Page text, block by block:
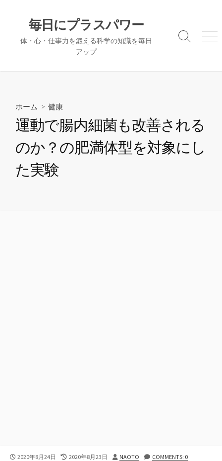
毎日にプラスパワー
体・心・仕事力を鍛える科学の知識を毎日
アップ
検
メ
ホーム > 健康
運動で腸内細菌も改善される
のか？の肥満体型を対象にし
た実験
公
2020年8月24日
最
2020年8月23日
投
NAOTO COMMENTS: 0